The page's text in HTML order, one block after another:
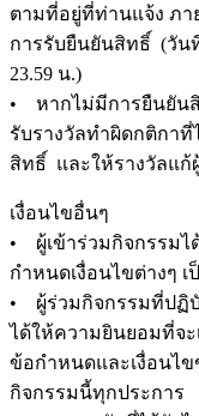
ตามที่อยู่ที่ท่านแจ้ง ภา
การรับยืนยันสิทธิ์ (วัน
23.59 น.)
• หากไม่มีการยืนยัน
รับรางวัลทำผิดกติกา
สิทธิ์ และให้รางวัลแก้
เงื่อนไขอื่นๆ
• ผู้เข้าร่วมกิจกรรมไ
กำหนดเงื่อนไขต่างๆ
• ผู้ร่วมกิจกรรมที่ปฏิ
ได้ให้ความยินยอมที่จะ
ข้อกำหนดและเงื่อนไข
กิจกรรมนี้ทุกประการ